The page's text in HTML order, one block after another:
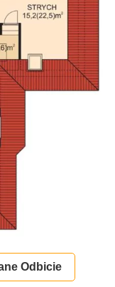
Odbicie